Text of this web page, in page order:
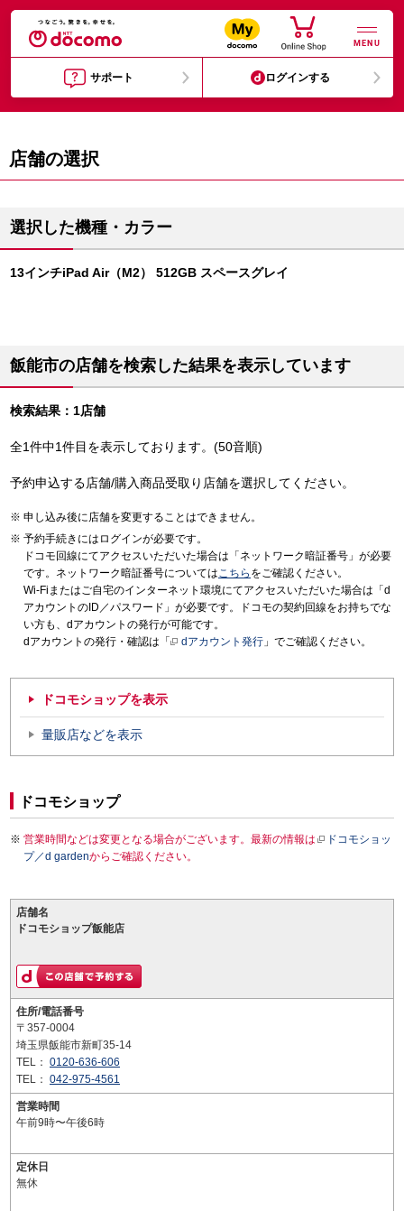
MENU
サポート ログインする
店舗の選択
選択した機種・カラー
13インチiPad Air（M2） 512GB スペースグレイ
飯能市の店舗を検索した結果を表示しています
検索結果：1店舗
全1件中1件目を表示しております。(50音順)
予約申込する店舗/購入商品受取り店舗を選択してください。
申し込み後に店舗を変更することはできません。
予約手続きにはログインが必要です。
ドコモ回線にてアクセスいただいた場合は「ネットワーク暗証番号」が必要
です。ネットワーク暗証番号についてはこちら をご確認ください。
Wi-Fiまたはご自宅のインターネット環境にてアクセスいただいた場合は「d
アカウントのID／パスワード」が必要です。ドコモの契約回線をお持ちでな
い方も、dアカウントの発行が可能です。
dアカウントの発行・確認は「
dアカウント発行 」でご確認ください。
ドコモショップを表示
量販店などを表示
ドコモショップ
営業時間などは変更となる場合がございます。最新の情報は
ドコモショッ
プ／d gardenからご確認ください。
店舗名
ドコモショップ飯能店
住所/電話番号
〒357-0004
埼玉県飯能市新町35-14
TEL： 0120-636-606
TEL： 042-975-4561
営業時間
午前9時〜午後6時
定休日
無休